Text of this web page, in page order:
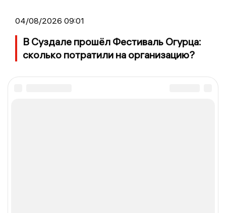
04/08/2026 09:01
В Суздале прошёл Фестиваль Огурца:
сколько потратили на организацию?